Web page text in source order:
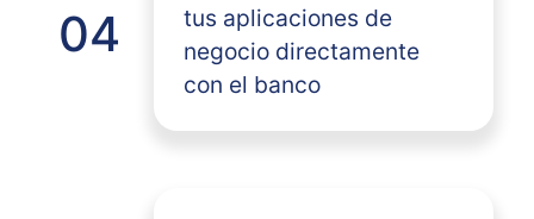
04
tus aplicaciones de
negocio directamente
con el banco